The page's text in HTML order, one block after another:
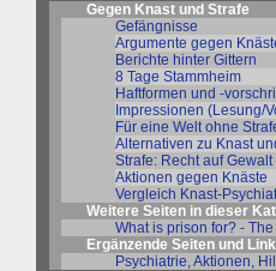
Gegen Knast und Strafe
Gefängnisse
Argumente gegen
Berichte hinter Gittern
8 Tage Stammheim
Haftformen und -
Impressionen (Lesung/
Für eine Welt ohne
Alternativen zu Knast
Strafe: Recht auf Gewalt
Aktionen gegen Knäste
Vergleich Knast-
Weitere Seiten in dieser
What is prison for? -
Ergänzende Seiten und
Psychiatrie, Aktionen,